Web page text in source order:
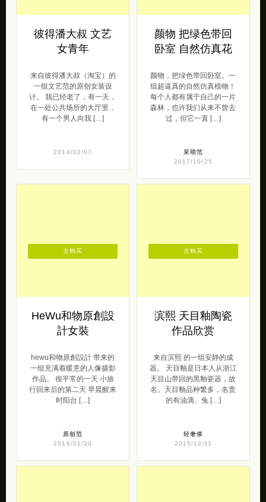
彼得潘大叔 文艺
女青年
来自彼得潘大叔（淘宝）的
一组文艺范的原创女装设
计。 我已经老了，有一天，
在一处公共场所的大厅里，
有一个男人向我 […]
2014/02/07
颜物 把绿色带回
卧室 自然仿真花
颜物，把绿色带回卧室。一
组超逼真的自然仿真植物！
每个人都有属于自己的一片
森林，也许我们从来不曾去
过，但它一直 […]
呆萌范
2017/10/25
HeWu和物原創設
計女裝
hewu和物原創設計 带来的
一组充满着暖意的人像摄影
作品。 很平常的一天 小旅
行回来后的第二天 早晨醒来
时阳台 […]
原创范
2016/01/20
去购买
滨熙 天目釉陶瓷
作品欣赏
来自滨熙 的一组安静的成
器。 天目釉是日本人从浙江
天目山带回的黑釉瓷器，故
名。天目釉品种繁多，名贵
的有油滴、兔 […]
轻奢侈
2015/12/11
去购买